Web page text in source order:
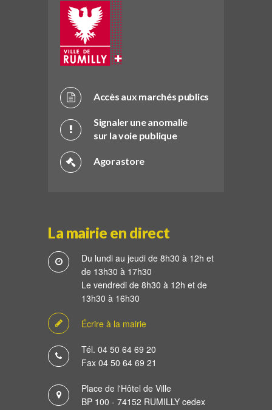
Accès aux marchés publics
Signaler une anomalie
sur la voie publique
Agorastore
La mairie en direct
Du lundi au jeudi de 8h30 à 12h et
de 13h30 à 17h30
Le vendredi de 8h30 à 12h et de
13h30 à 16h30
Écrire à la mairie
Tél. 04 50 64 69 20
Fax 04 50 64 69 21
Place de l'Hôtel de Ville
BP 100 - 74152 RUMILLY cedex